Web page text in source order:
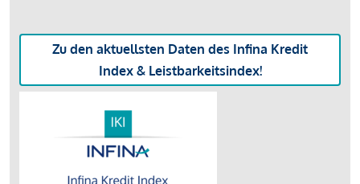
Zu den aktuellsten Daten des Infina Kredit
Index & Leistbarkeitsindex!